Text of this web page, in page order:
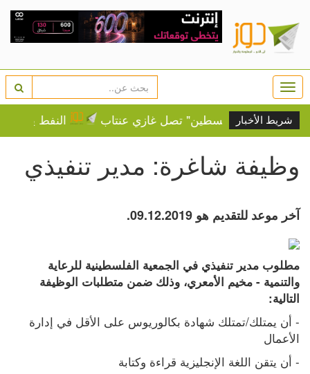
شريط الأخبار
"قافلة فلسطين" تصل غازي عنتاب النفط يرتفع
وظيفة شاغرة: مدير تنفيذي
آخر موعد للتقديم هو 09.12.2019.
التالية:
الأعمال
- أن يتقن اللغة الإنجليزية قراءة وكتابة